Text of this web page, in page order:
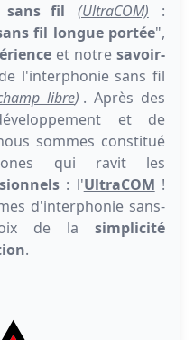
sans fil (UltraCOM)
:
fil longue portée",
et notre savoir-
l'interphonie sans fil
libre) . Après des
et de
sommes constitué
qui ravit les
: l'UltraCOM !
d'interphonie sans-
de la simplicité
.